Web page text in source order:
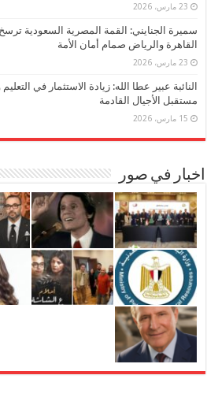
23 مارس، 2026
سميرة الجنايني: القمة المصرية السعودية
القاهرة والرياض صمام أمان الأمة
23 مارس، 2026
النائبة عبير عطا الله: زيادة الاستثمار في
مستقبل الأجيال القادمة
15 مارس، 2026
اخبار في صور